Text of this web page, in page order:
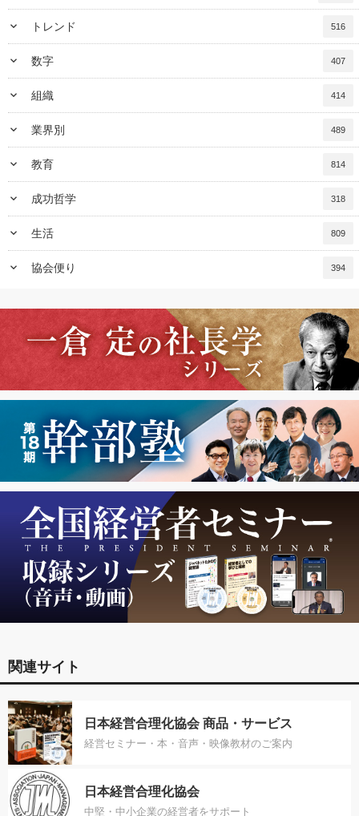
keyboard_arrow_down トレンド 516
keyboard_arrow_down 数字 407
keyboard_arrow_down 組織 414
keyboard_arrow_down 業界別 489
keyboard_arrow_down 教育 814
keyboard_arrow_down 成功哲学 318
keyboard_arrow_down 生活 809
keyboard_arrow_down 協会便り 394
関連サイト
日本経営合理化協会 商品・サービス
経営セミナー・本・音声・映像教材のご案内
日本経営合理化協会
中堅・中小企業の経営者をサポート